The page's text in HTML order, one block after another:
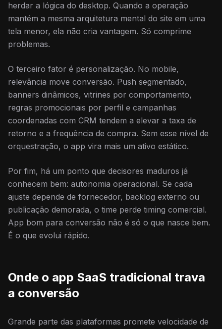
herdar a lógica do desktop. Quando a operação
mantém a mesma arquitetura mental do site em uma
tela menor, ela não cria vantagem. Só comprime
problemas.
O terceiro fator é personalização. No mobile,
relevância move conversão. Push segmentado,
banners dinâmicos, vitrines por comportamento,
regras promocionais por perfil e campanhas
coordenadas com CRM tendem a elevar a taxa de
retorno e a frequência de compra. Sem esse nível de
orquestração, o app vira mais um ativo estático.
Por fim, há um ponto que decisores maduros já
conhecem bem: autonomia operacional. Se cada
ajuste depende de fornecedor, backlog externo ou
publicação demorada, o time perde timing comercial.
App bom para conversão não é só o que nasce bem.
É o que evolui rápido.
Onde o app SaaS tradicional trava
a conversão
Grande parte das plataformas promete velocidade de